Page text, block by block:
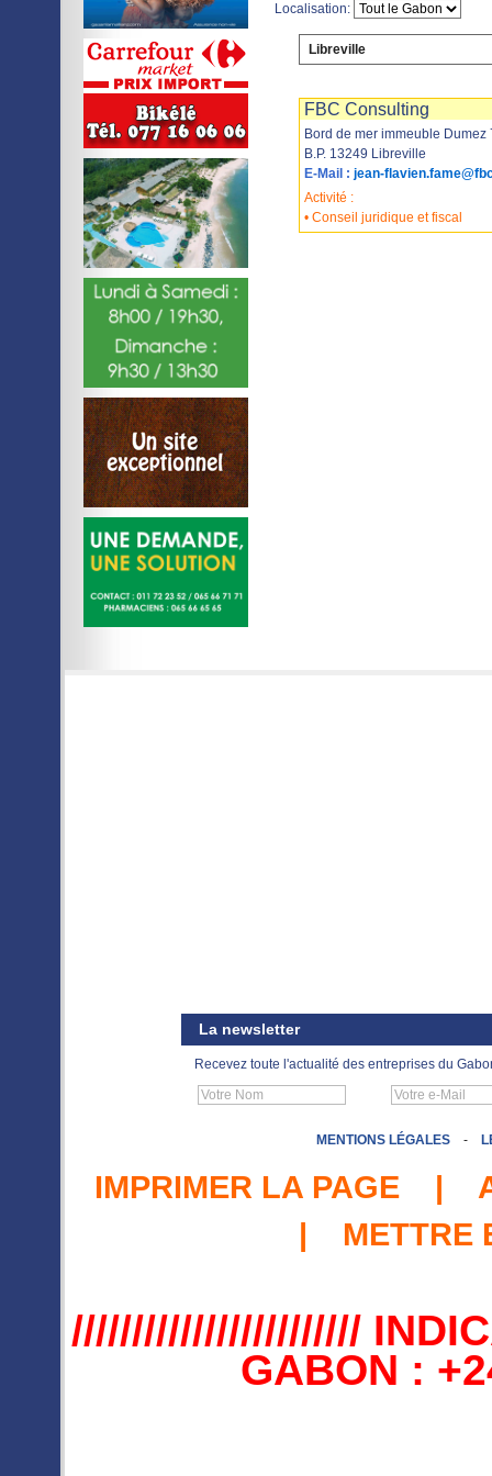
Localisation:
Libreville
FBC Consulting
Bord de mer immeuble Dumez
B.P. 13249 Libreville
E-Mail : jean-
Activité :
• Conseil juridique et fiscal
La newsletter
Recevez toute l'actualité des entreprises du
MENTIONS LÉGALES -
IMPRIMER LA PAGE|
| METTRE
////////////////////////
GABON :